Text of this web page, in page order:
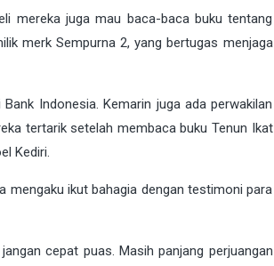
mereka juga mau baca-baca buku tentang
merk Sempurna 2, yang bertugas menjaga
Indonesia. Kemarin juga ada perwakilan
tertarik setelah membaca buku Tenun Ikat
Kediri.
mengaku ikut bahagia dengan testimoni para
cepat puas. Masih panjang perjuangan